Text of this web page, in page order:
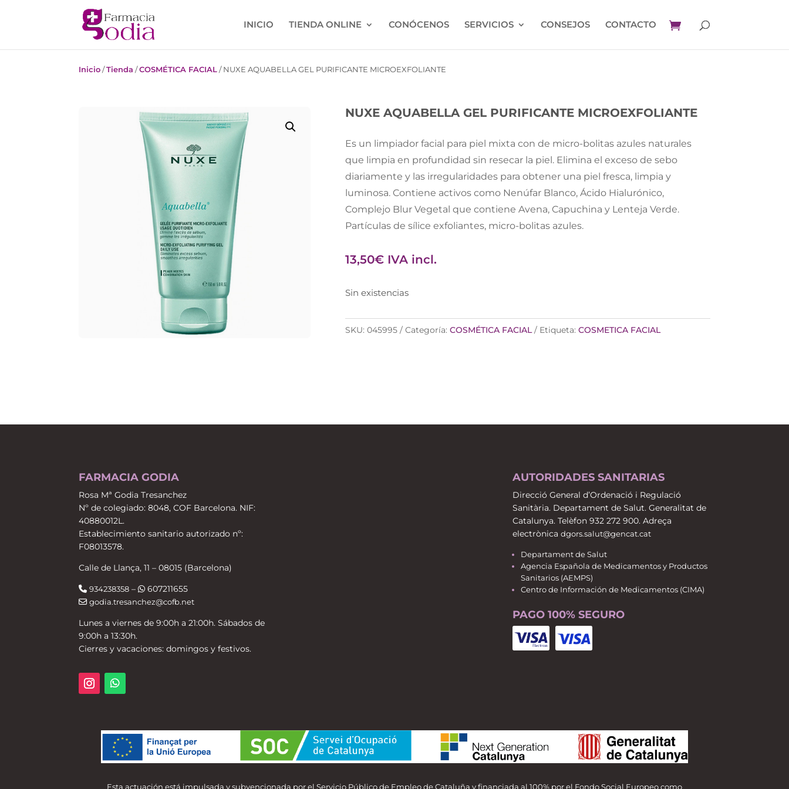
INICIO TIENDA ONLINE CONÓCENOS SERVICIOS CONSEJOS CONTACTO
Inicio/Tienda /COSMÉTICA FACIAL/NUXE AQUABELLA GEL PURIFICANTE MICROEXFOLIANTE
NUXE AQUABELLA GEL PURIFICANTE MICROEXFOLIANTE
Es un limpiador facial para piel mixta con de micro-bolitas azules naturales
que limpia en profundidad sin resecar la piel. Elimina el exceso de sebo
diariamente y las irregularidades para obtener una piel fresca, limpia y
luminosa. Contiene activos como Nenúfar Blanco, Ácido Hialurónico,
Complejo Blur Vegetal que contiene Avena, Capuchina y Lenteja Verde.
Partículas de sílice exfoliantes, micro-bolitas azules.
13,50€ IVA incl.
Sin existencias
SKU:045995 Categoría:COSMÉTICA FACIAL Etiqueta:COSMETICA FACIAL
FARMACIA GODIA
Rosa Mª Godia Tresanchez
Nº de colegiado: 8048, COF Barcelona. NIF:
40880012L.
Establecimiento sanitario autorizado nº:
F08013578.
Calle de Llança, 11 – 08015 (Barcelona)
934238358 – 607211655
godia.tresanchez@cofb.net
Lunes a viernes de 9:00h a 21:00h. Sábados de
9:00h a 13:30h.
Cierres y vacaciones: domingos y festivos.
AUTORIDADES SANITARIAS
Direcció General d’Ordenació i Regulació
Sanitària. Departament de Salut. Generalitat de
Catalunya. Telèfon 932 272 900. Adreça
electrònica dgors.salut@gencat.cat
Departament de Salut
Agencia Española de Medicamentos y Productos
Sanitarios (AEMPS)
Centro de Información de Medicamentos (CIMA)
PAGO 100% SEGURO
Esta actuación está impulsada y subvencionada por el Servicio Público de Empleo de Cataluña y financiada al 100% por el Fondo Social Europeo como